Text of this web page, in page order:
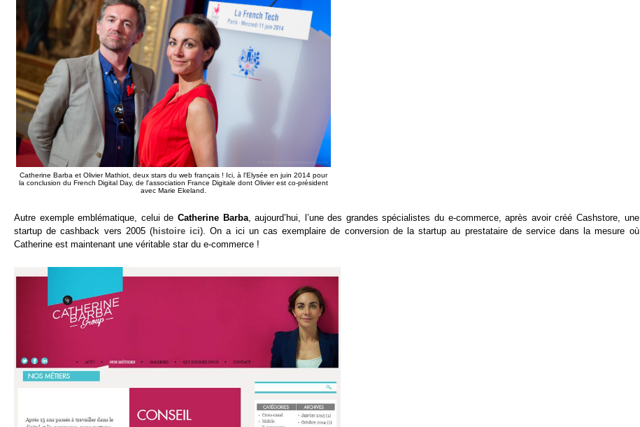
Catherine Barba et Olivier Mathiot, deux stars du web français ! Ici, à l'Elysée en juin 2014 pour
la conclusion du French Digital Day, de l'association France Digitale dont Olivier est co-président
avec Marie Ekeland.
Autre exemple emblématique, celui de Catherine Barba, aujourd’hui, l’une des grandes spécialistes du e-commerce, après avoir créé Cashstore, une
startup de cashback vers 2005 (histoire ici). On a ici un cas exemplaire de conversion de la startup au prestataire de service dans la mesure où
Catherine est maintenant une véritable star du e-commerce !